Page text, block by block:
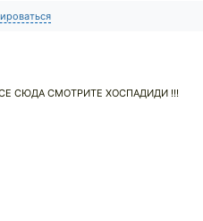
СЮДА СМОТРИТЕ ХОСПАДИДИ !!!